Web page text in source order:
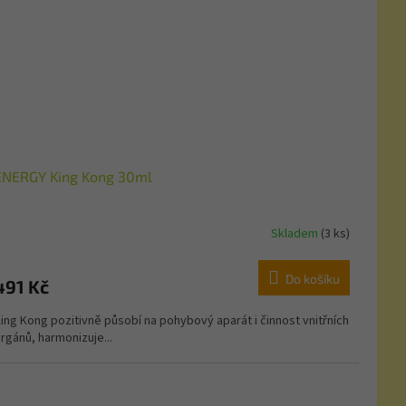
King Kong 30ml
Skladem (3 ks)
Kč Do košíku
Kong pozitivně působí na pohybový aparát i činnost vnitřních
harmonizuje...